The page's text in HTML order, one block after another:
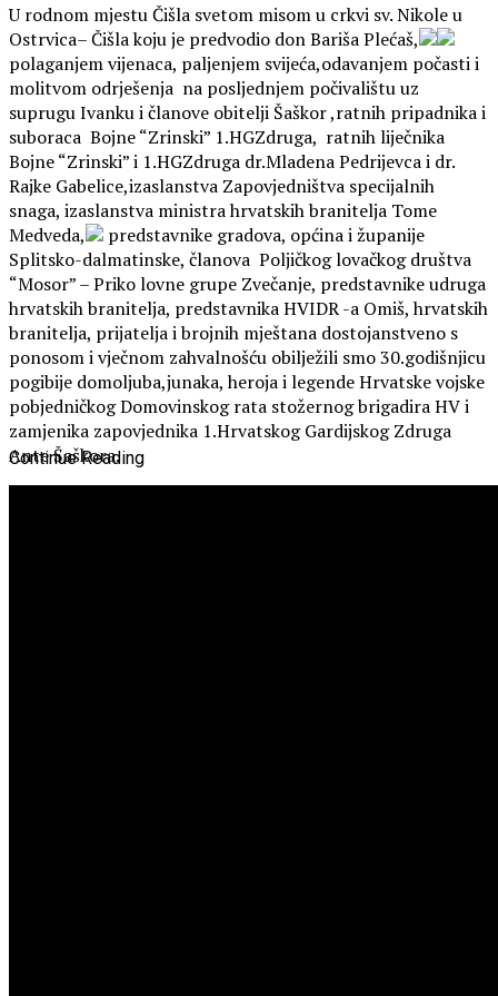
U rodnom mjestu Čišla svetom misom u crkvi sv. Nikole u
Ostrvica– Čišla koju je predvodio don Bariša Plećaš,
polaganjem vijenaca, paljenjem svijeća,odavanjem počasti i
molitvom odrješenja na posljednjem počivalištu uz
suprugu Ivanku i članove obitelji Šaškor ,ratnih pripadnika i
suboraca Bojne “Zrinski” 1.HGZdruga, ratnih liječnika
Bojne “Zrinski” i 1.HGZdruga dr.Mladena Pedrijevca i dr.
Rajke Gabelice,izaslanstva Zapovjedništva specijalnih
snaga, izaslanstva ministra hrvatskih branitelja Tome
Medveda,
predstavnike gradova, općina i županije
Splitsko-dalmatinske, članova Poljičkog lovačkog društva
“Mosor” – Priko lovne grupe Zvečanje, predstavnike udruga
hrvatskih branitelja, predstavnika HVIDR -a Omiš, hrvatskih
branitelja, prijatelja i brojnih mještana dostojanstveno s
ponosom i vječnom zahvalnošću obilježili smo 30.godišnjicu
pogibije domoljuba,junaka, heroja i legende Hrvatske vojske
pobjedničkog Domovinskog rata stožernog brigadira HV i
zamjenika zapovjednika 1.Hrvatskog Gardijskog Zdruga
Ante Šaškora.
Continue Reading